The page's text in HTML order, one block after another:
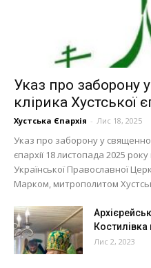
Указ про заборону
клірика Хустської
Хустська Єпархія - Лис 18, 2025
Указ про заборону у
єпархії 18 листопада 2025
Української Православної
Марком, митрополитом
Костилівка
Лис 2, 2023